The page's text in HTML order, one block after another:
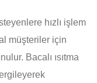
hızlı işlem
müşteriler için
Bacalı ısıtma